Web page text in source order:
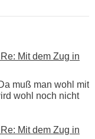
Mit dem Zug in
muß man wohl mit
wohl noch nicht
Mit dem Zug in